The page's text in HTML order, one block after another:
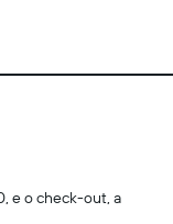
e o check-out, a